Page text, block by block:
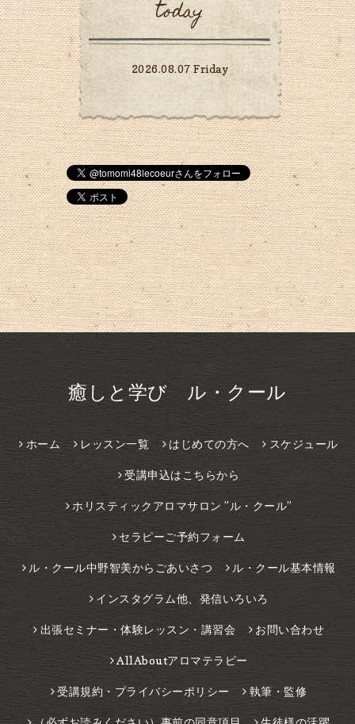
today
2026.08.07 Friday
癒しと学び ル・クール
ホーム レッスン一覧 はじめての方へ スケジュール
受講申込はこちらから
ホリスティックアロマサロン ”ル・クール”
セラピーご予約フォーム
ル・クール中野智美からごあいさつ ル・クール基本情報
インスタグラム他、発信いろいろ
出張セミナー・体験レッスン・講習会 お問い合わせ
AllAboutアロマテラピー
受講規約・プライバシーポリシー 執筆・監修